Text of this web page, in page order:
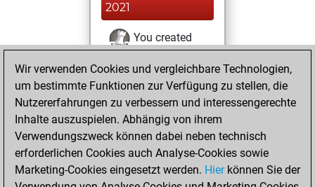
2021
You created
Fritz
You
created your Studies
account
Studies
Samstag, März 6,
2021
Wir verwenden Cookies und vergleichbare Technologien,
um bestimmte Funktionen zur Verfügung zu stellen, die
Nutzererfahrungen zu verbessern und interessengerechte
Inhalte auszuspielen. Abhängig von ihrem
Verwendungszweck können dabei neben technisch
erforderlichen Cookies auch Analyse-Cookies sowie
Marketing-Cookies eingesetzt werden. Hierkönnen Sie der